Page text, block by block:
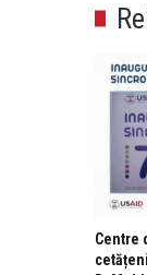
Centre